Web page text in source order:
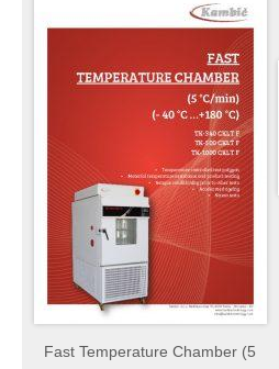
Fast Temperature Chamber (5